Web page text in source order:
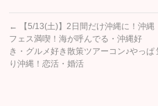
←
【5/13(土)】2日間だけ沖縄に！沖縄
フェス満喫！海が呼んでる・沖縄好
き・グルメ好き散策ツアーコン♪やっぱ
り沖縄！恋活・婚活